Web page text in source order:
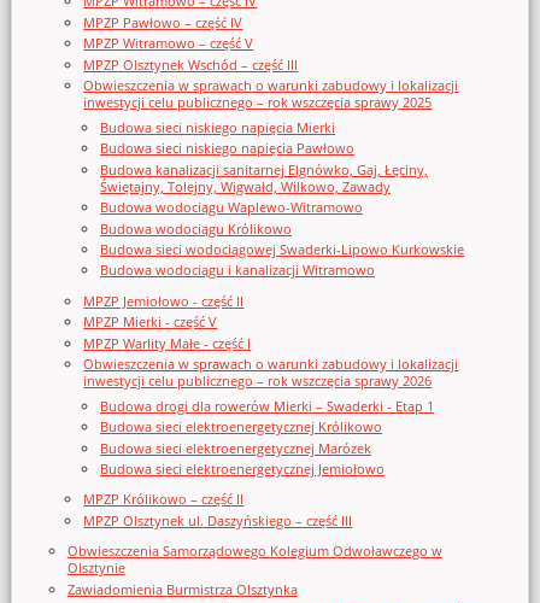
MPZP Pawłowo – część IV
MPZP Witramowo – część V
MPZP Olsztynek Wschód – część III
Obwieszczenia w sprawach o warunki zabudowy i lokalizacji
inwestycji celu publicznego – rok wszczęcia sprawy 2025
Budowa sieci niskiego napięcia Mierki
Budowa sieci niskiego napięcia Pawłowo
Budowa kanalizacji sanitarnej Elgnówko, Gaj, Łęciny,
Świętajny, Tolejny, Wigwałd, Wilkowo, Zawady
Budowa wodociągu Waplewo-Witramowo
Budowa wodociągu Królikowo
Budowa sieci wodociągowej Swaderki-Lipowo Kurkowskie
Budowa wodociągu i kanalizacji Witramowo
MPZP Jemiołowo - część II
MPZP Mierki - część V
MPZP Warlity Małe - część I
Obwieszczenia w sprawach o warunki zabudowy i lokalizacji
inwestycji celu publicznego – rok wszczęcia sprawy 2026
Budowa drogi dla rowerów Mierki – Swaderki - Etap 1
Budowa sieci elektroenergetycznej Królikowo
Budowa sieci elektroenergetycznej Marózek
Budowa sieci elektroenergetycznej Jemiołowo
MPZP Królikowo – część II
MPZP Olsztynek ul. Daszyńskiego – część III
Obwieszczenia Samorządowego Kolegium Odwoławczego w
Olsztynie
Zawiadomienia Burmistrza Olsztynka